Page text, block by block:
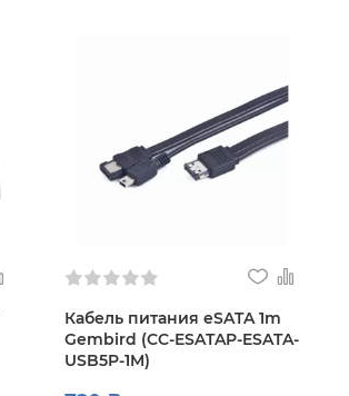
Кабель питания eSATA 1m
Gembird (CC-ESATAP-ESATA-
USB5P-1M)